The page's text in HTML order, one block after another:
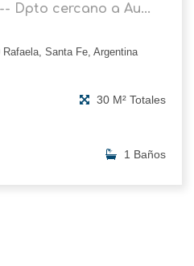
Dpto cercano a Au...
Santa Fe, Argentina
30 M² Totales
1 Baños